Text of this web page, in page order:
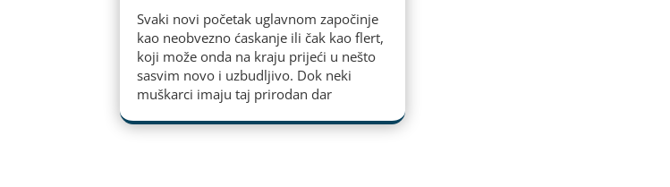
Svaki novi početak uglavnom započinje
kao neobvezno ćaskanje ili čak kao flert,
koji može onda na kraju prijeći u nešto
sasvim novo i uzbudljivo. Dok neki
muškarci imaju taj prirodan dar